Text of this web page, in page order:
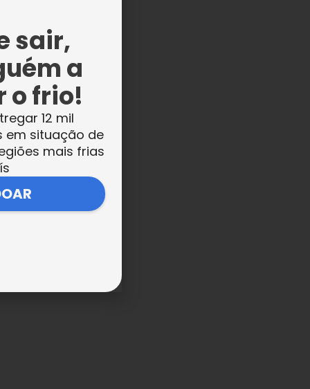
sair,
a
o frio!
12 mil
em situação de
mais frias